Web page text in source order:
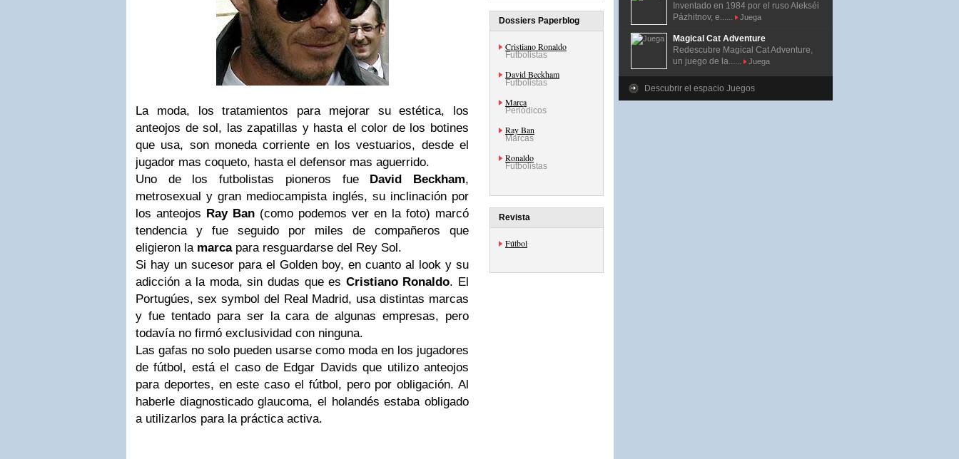
La moda, los tratamientos para mejorar su estética, los
anteojos de sol, las zapatillas y hasta el color de los botines
que usa, son moneda corriente en los vestuarios, desde el
jugador mas coqueto, hasta el defensor mas aguerrido.
Uno de los futbolistas pioneros fueDavid Beckham,
metrosexual y gran mediocampista inglés, su inclinación por
los anteojos Ray Ban (como podemos ver en la foto) marcó
tendencia y fue seguido por miles de compañeros que
eligieron la marcapara resguardarse del Rey Sol.
Si hay un sucesor para el Golden boy, en cuanto al look y su
adicción a la moda, sin dudas que es Cristiano Ronaldo. El
Portugúes, sex symbol del Real Madrid, usa distintas marcas
y fue tentado para ser la cara de algunas empresas, pero
todavía no firmó exclusividad con ninguna.
Las gafas no solo pueden usarse como moda en los jugadores
de fútbol, está el caso de Edgar Davids que utilizo anteojos
para deportes, en este caso el fútbol, pero por obligación. Al
haberle diagnosticado glaucoma, el holandés estaba obligado
a utilizarlos para la práctica activa.
Dossiers Paperblog
Cristiano Ronaldo
Futbolistas
David Beckham
Futbolistas
Marca
Periódicos
Ray Ban
Marcas
Ronaldo
Futbolistas
Revista
Fútbol
Inventado en 1984 por el ruso Alekséi
Pázhitnov, e......
Juega
Magical Cat Adventure
Redescubre Magical Cat Adventure,
un juego de la......
Juega
Descubrir el espacio Juegos